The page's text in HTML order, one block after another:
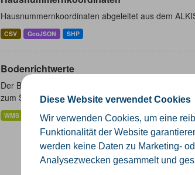
Diese Website verwendet Cookies
Wir verwenden Cookies, um eine
Funktionalität der Website
werden keine Daten zu Marketing-
Analysezwecken gesammelt und
Hausnummernkoordinaten abgeleitet aus dem
CSV GeoJSON SHP
Bodenrichtwerte
Der Bodenrichtwert beschreibt den
zum Stichtag 01.01. ermittelt und spätestens zum...
WMS